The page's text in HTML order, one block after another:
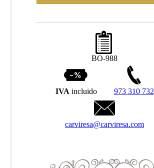
BO-988
IVA incluido 973 310 732
carviresa@carviresa.com